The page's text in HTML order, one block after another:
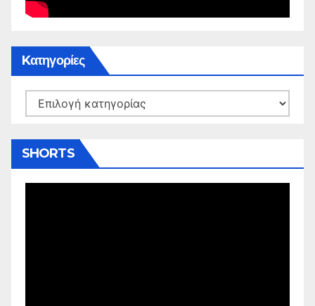
Kατηγορίες
Kατηγορίες
SHORTS